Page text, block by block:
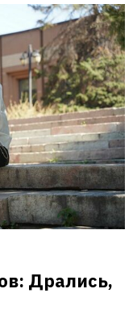
Дрались,